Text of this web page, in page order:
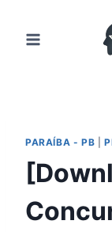
para
PARAÍBA - PB